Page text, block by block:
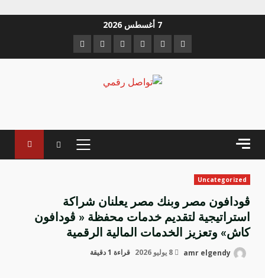
7 أغسطس 2026
Facebook
Twitter
Linkedin
VK
Youtube
Instagram
القائمة
الرئيسية
Uncategorized
ڤودافون مصر وبنك مصر يعلنان شراكة
استراتيجية لتقديم خدمات محفظة « ڤودافون
كاش» وتعزيز الخدمات المالية الرقمية
قراءة 1 دقيقة